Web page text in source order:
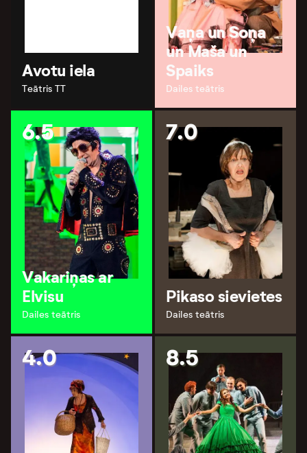
Avotu iela
Teātris TT
Vaņa un Soņa
un Maša un
Spaiks
Dailes teātris
6.5
Vakariņas ar
Elvisu
Dailes teātris
7.0
Pikaso sievietes
Dailes teātris
4.0 8.5